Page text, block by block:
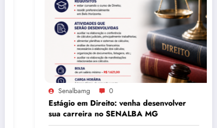
Senalbamg 0
Estágio em Direito: venha desenvolver
sua carreira no SENALBA MG